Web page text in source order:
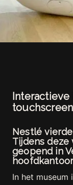
Nestlé
Tijdens deze
geopend in
In het